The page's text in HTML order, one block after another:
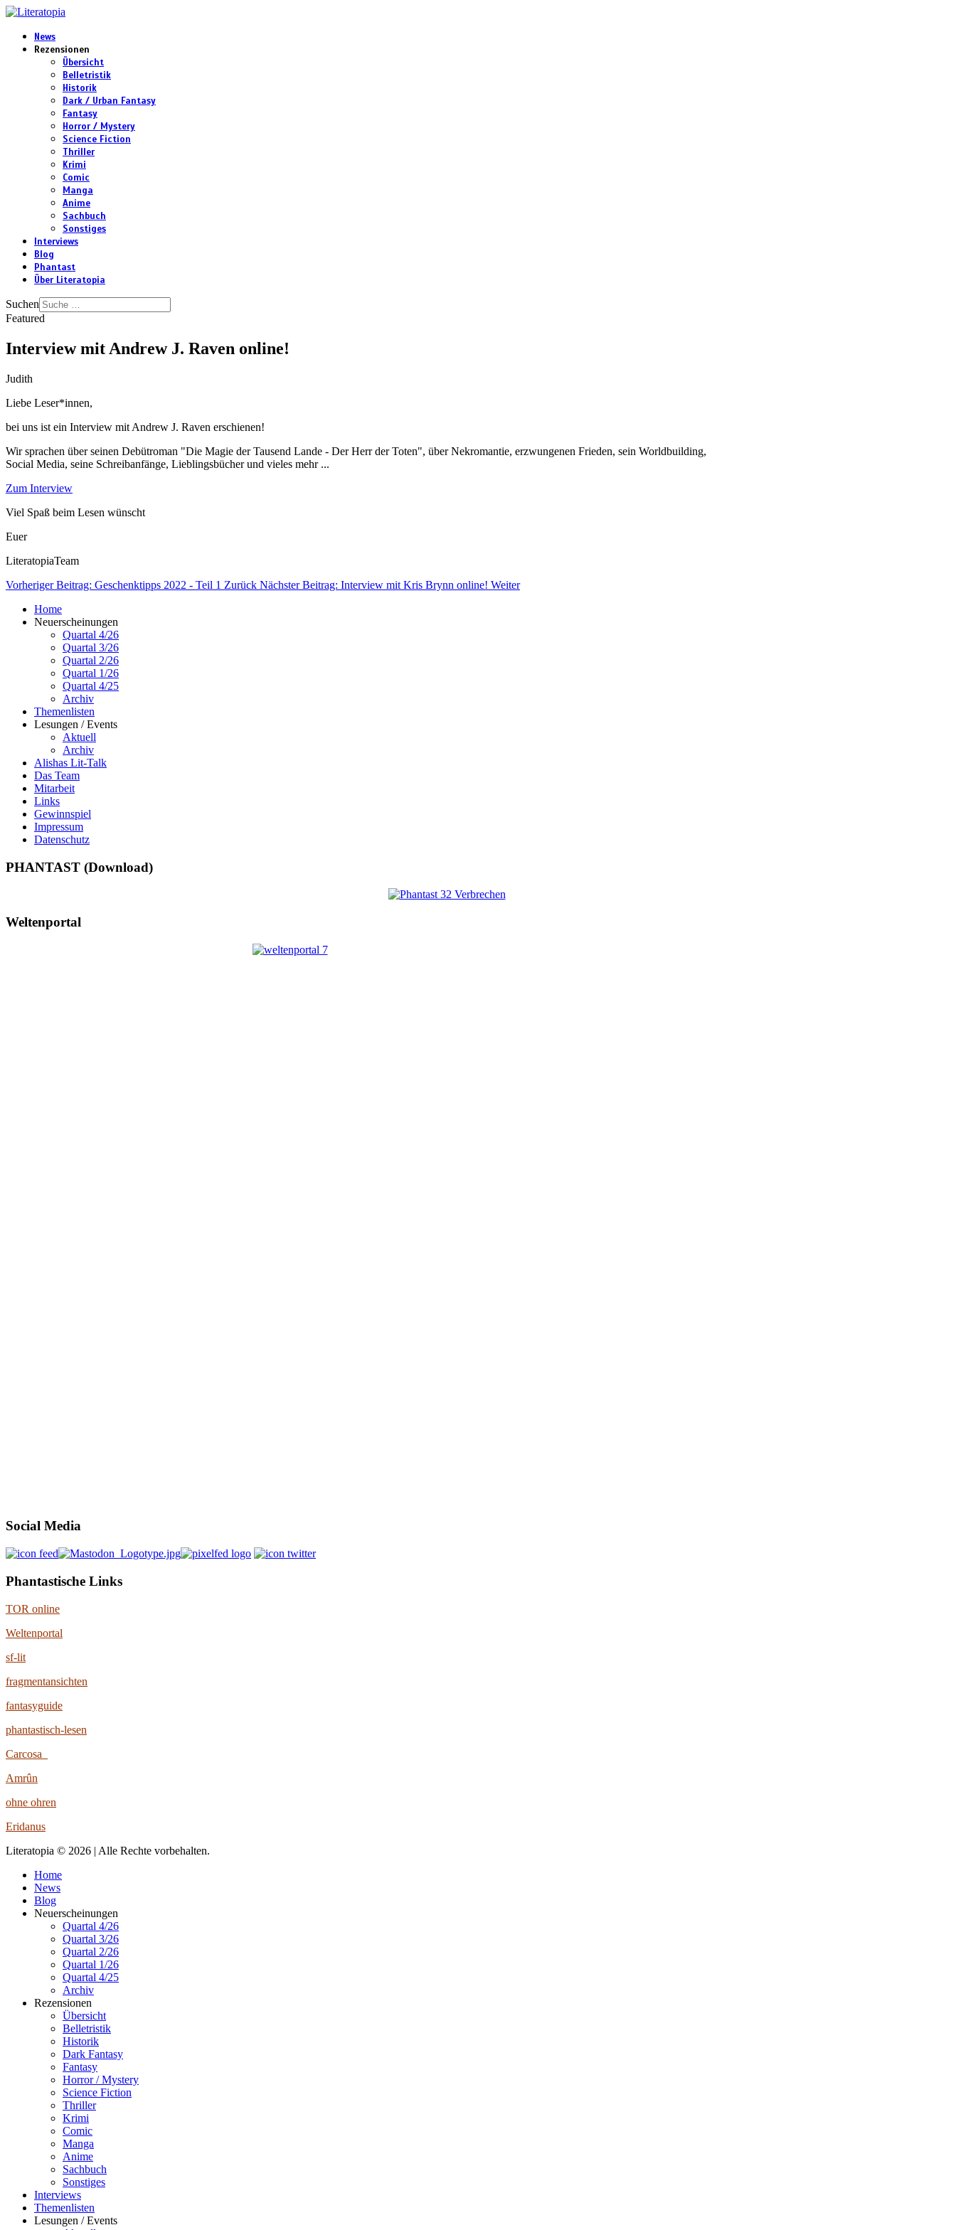
News
Rezensionen
Übersicht
Belletristik
Historik
Dark / Urban Fantasy
Fantasy
Horror / Mystery
Science Fiction
Thriller
Krimi
Comic
Manga
Anime
Sachbuch
Sonstiges
Interviews
Blog
Phantast
Über Literatopia
Suchen
Featured
Interview mit Andrew J. Raven online!
Judith
Liebe Leser*innen,
bei uns ist ein Interview mit Andrew J. Raven erschienen!
Wir sprachen über seinen Debütroman "Die Magie der Tausend Lande - Der Herr der Toten", über Nekromantie, erzwungenen Frieden, sein Worldbuilding,
Social Media, seine Schreibanfänge, Lieblingsbücher und vieles mehr ...
Zum Interview
Viel Spaß beim Lesen wünscht
Euer
LiteratopiaTeam
Vorheriger Beitrag: Geschenktipps 2022 - Teil 1 Zurück Nächster Beitrag: Interview mit Kris Brynn online! Weiter
Home
Neuerscheinungen
Quartal 4/26
Quartal 3/26
Quartal 2/26
Quartal 1/26
Quartal 4/25
Archiv
Themenlisten
Lesungen / Events
Aktuell
Archiv
Alishas Lit-Talk
Das Team
Mitarbeit
Links
Gewinnspiel
Impressum
Datenschutz
PHANTAST (Download)
Weltenportal
Social Media
Phantastische Links
TOR online
Weltenportal
sf-lit
fragmentansichten
fantasyguide
phantastisch-lesen
Carcosa
Amrûn
ohne ohren
Eridanus
Literatopia © 2026 | Alle Rechte vorbehalten.
Home
News
Blog
Neuerscheinungen
Quartal 4/26
Quartal 3/26
Quartal 2/26
Quartal 1/26
Quartal 4/25
Archiv
Rezensionen
Übersicht
Belletristik
Historik
Dark Fantasy
Fantasy
Horror / Mystery
Science Fiction
Thriller
Krimi
Comic
Manga
Anime
Sachbuch
Sonstiges
Interviews
Themenlisten
Lesungen / Events